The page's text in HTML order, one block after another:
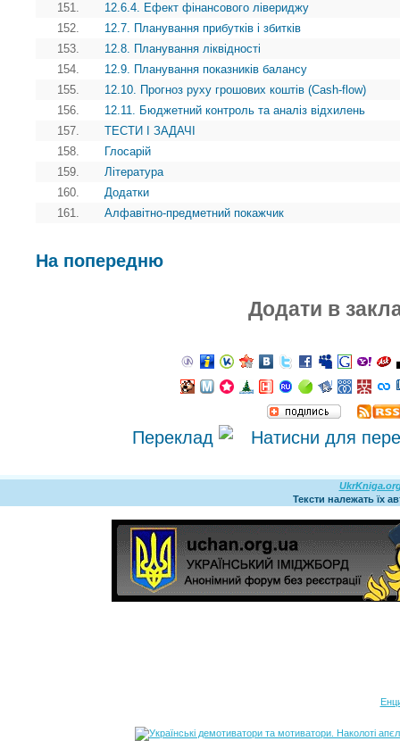
151.
12.6.4. Ефект фінансового лівериджу
152.
12.7. Планування прибутків і збитків
153.
12.8. Планування ліквідності
154.
12.9. Планування показників балансу
155.
12.10. Прогноз руху грошових коштів (Cash-flow)
156.
12.11. Бюджетний контроль та аналіз відхилень
157.
ТЕСТИ І ЗАДАЧІ
158.
Глосарій
159.
Література
160.
Додатки
161.
Алфавітно-предметний покажчик
На попередню
Додати в
Переклад
Тексти належать їх